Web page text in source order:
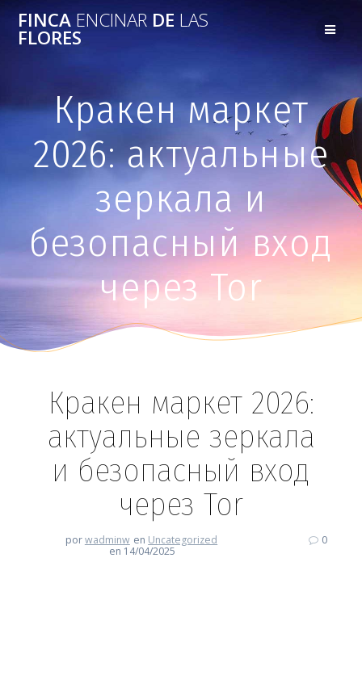
FINCA ENCINAR DE LAS
FLORES
Кракен маркет
2026: актуальные
зеркала и
безопасный вход
через Tor
Кракен маркет 2026:
актуальные зеркала
и безопасный вход
через Tor
porwadminw en Uncategorized
en 14/04/2025
0